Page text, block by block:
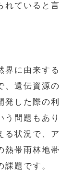
れていると言
界に由来する
、遺伝資源の
発した際の利
う問題もあり
る状況で、ア
熱帯雨林地帯
題です。